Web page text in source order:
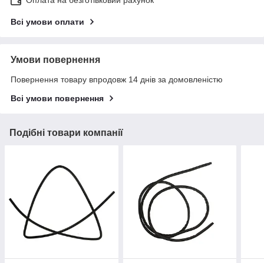
Всі умови оплати
Умови повернення
Повернення товару впродовж 14 днів за домовленістю
Всі умови повернення
Подібні товари компанії